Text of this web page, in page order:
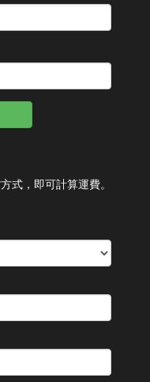
式，即可計算運費。